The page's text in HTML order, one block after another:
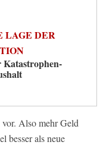
LAGE DER
Katastrophen-
Also mehr Geld
besser als neue